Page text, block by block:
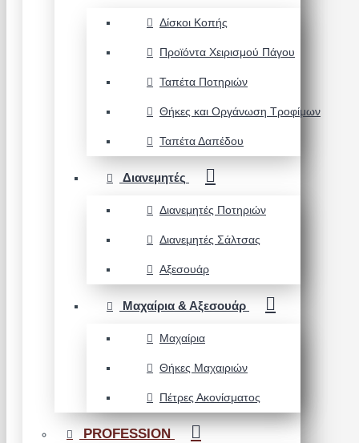
Δίσκοι Κοπής
Προϊόντα Χειρισμού Πάγου
Ταπέτα Ποτηριών
Θήκες και Οργάνωση Τροφίμων
Ταπέτα Δαπέδου
Διανεμητές
Διανεμητές Ποτηριών
Διανεμητές Σάλτσας
Αξεσουάρ
Μαχαίρια & Αξεσουάρ
Μαχαίρια
Θήκες Μαχαιριών
Πέτρες Ακονίσματος
PROFESSION